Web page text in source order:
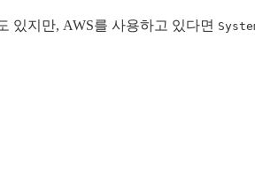
있지만, AWS를 사용하고 있다면